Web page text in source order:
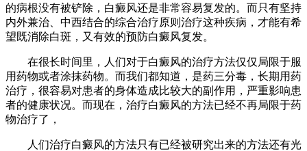
的病根没有被铲除，白癜风还是非常容易复发的。而只有坚持
内外兼治、中西结合的综合治疗原则治疗这种疾病，才能有希
望既消除白斑，又有效的预防白癜风复发。
在很长时间里，人们对于白癜风的治疗方法仅仅局限于服
用药物或者涂抹药物。而我们都知道，是药三分毒，长期用药
治疗，很容易对患者的身体造成比较大的副作用，严重影响患
者的健康状况。而现在，治疗白癜风的方法已经不再局限于药
物治疗了，
人们治疗白癜风的方法只有已经被研究出来的方法还有光